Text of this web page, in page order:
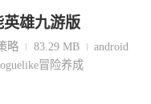
英雄九游版
略 83.29 MB
android
冒险养成